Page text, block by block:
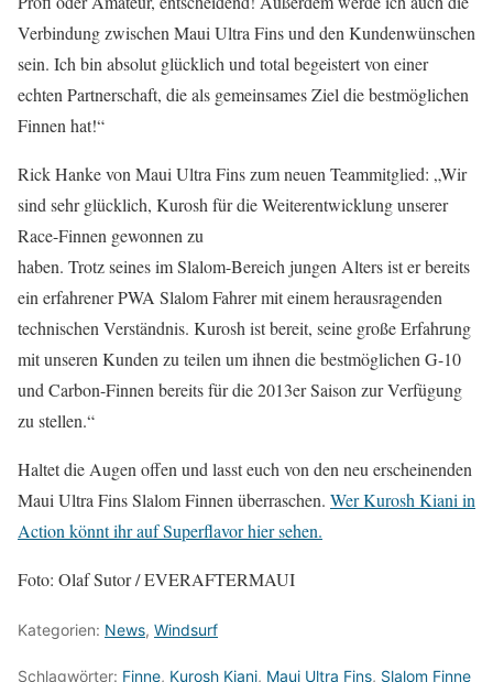
Verbindung zwischen Maui Ultra Fins und den Kundenwünschen
sein. Ich bin absolut glücklich und total begeistert von einer
echten Partnerschaft, die als gemeinsames Ziel die bestmöglichen
Finnen hat!“
Rick Hanke von Maui Ultra Fins zum neuen Teammitglied: „Wir
sind sehr glücklich, Kurosh für die Weiterentwicklung unserer
Race-Finnen gewonnen zu
haben. Trotz seines im Slalom-Bereich jungen Alters ist er bereits
ein erfahrener PWA Slalom Fahrer mit einem herausragenden
technischen Verständnis. Kurosh ist bereit, seine große Erfahrung
mit unseren Kunden zu teilen um ihnen die bestmöglichen G-10
und Carbon-Finnen bereits für die 2013er Saison zur Verfügung
zu stellen.“
Haltet die Augen offen und lasst euch von den neu erscheinenden
Maui Ultra Fins Slalom Finnen überraschen. Wer Kurosh Kiani in
Action könnt ihr auf Superflavor hier sehen.
Foto: Olaf Sutor / EVERAFTERMAUI
Kategorien: News, Windsurf
Schlagwörter: Finne, Kurosh Kiani, Maui Ultra Fins, Slalom Finne